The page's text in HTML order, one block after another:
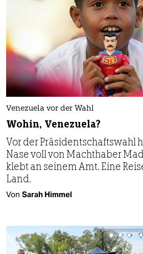
Venezuela vor der Wahl
Wohin, Venezuela?
Vor der Präsidentschaftswahl
Nase voll von Machthaber
klebt an seinem Amt. Eine
Land.
Von Sarah Himmel